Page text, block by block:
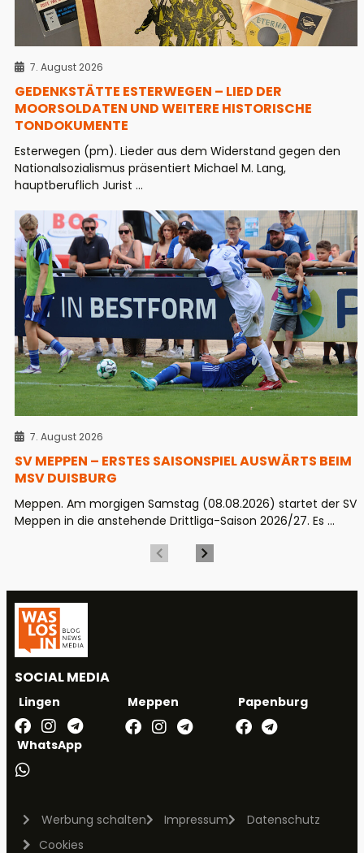
7. August 2026
GEDENKSTÄTTE ESTERWEGEN – LIED DER
MOORSOLDATEN UND WEITERE HISTORISCHE
TONDOKUMENTE
Esterwegen (pm). Lieder aus dem Widerstand gegen den
Nationalsozialismus präsentiert Michael M. Lang,
hauptberuflich Jurist ...
7. August 2026
SV MEPPEN – ERSTES SAISONSPIEL AUSWÄRTS BEIM
MSV DUISBURG
Meppen. Am morgigen Samstag (08.08.2026) startet der SV
Meppen in die anstehende Drittliga-Saison 2026/27. Es ...
SOCIAL MEDIA
Lingen Meppen Papenburg
WhatsApp
Werbung schalten Impressum
Datenschutz
Cookies